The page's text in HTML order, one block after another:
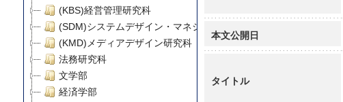
(KBS)経営管理研究科
(SDM)システムデザイン・マネジメント研究科
(KMD)メディアデザイン研究科
法務研究科
文学部
経済学部
本文公開日
タイトル